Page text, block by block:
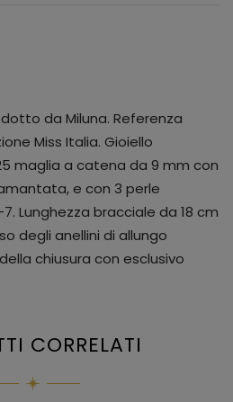
da Miluna. Referenza
Miss Italia. Gioiello
maglia a catena da 9 mm con
e con 3 perle
Lunghezza bracciale da 18 cm
degli anellini di allungo
chiusura con esclusivo
CORRELATI